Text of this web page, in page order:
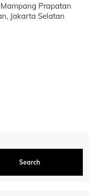
Prapatan
Jakarta Selatan
Search